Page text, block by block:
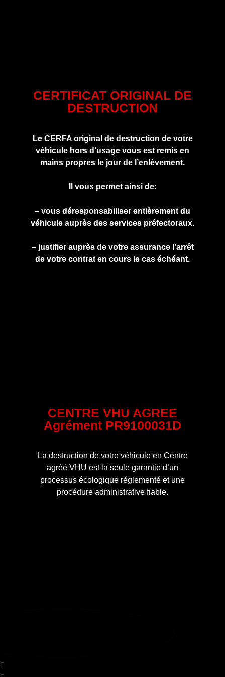
CERTIFICAT ORIGINAL DE
DESTRUCTION
Le CERFA original de destruction de votre
véhicule hors d’usage vous est remis en
mains propres le jour de l’enlèvement.
Il vous permet ainsi de:
– vous déresponsabiliser entièrement du
véhicule auprès des services préfectoraux.
– justifier auprès de votre assurance l’arrêt
de votre contrat en cours le cas échéant.
CENTRE VHU AGREE
Agrément PR9100031D
La destruction de votre véhicule en Centre
agréé VHU est la seule garantie d’un
processus écologique réglementé et une
procédure administrative fiable.